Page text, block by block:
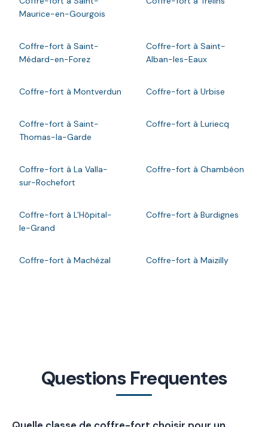
Maurice-en-Gourgois
Coffre-fort à Saint-
Médard-en-Forez
Coffre-fort à Saint-
Alban-les-Eaux
Coffre-fort à Montverdun Coffre-fort à Urbise
Coffre-fort à Saint-
Thomas-la-Garde
Coffre-fort à Luriecq
Coffre-fort à La Valla-
sur-Rochefort
Coffre-fort à Chambéon
Coffre-fort à L'Hôpital-
le-Grand
Coffre-fort à Burdignes
Coffre-fort à Machézal Coffre-fort à Maizilly
Questions Frequentes